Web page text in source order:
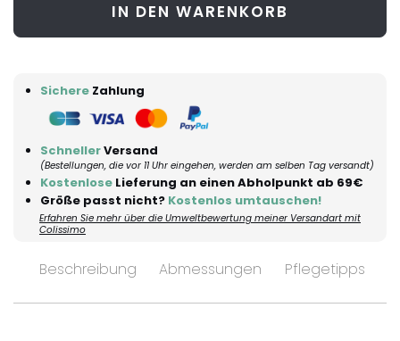
IN DEN WARENKORB
Sichere Zahlung
SchnellerVersand
(Bestellungen, die vor 11 Uhr eingehen, werden am selben Tag versandt)
Kostenlose Lieferung an einen Abholpunkt ab 69€
Größe passt nicht? Kostenlos umtauschen!
Erfahren Sie mehr über die Umweltbewertung meiner Versandart mit
Colissimo
Beschreibung Abmessungen Pflegetipps